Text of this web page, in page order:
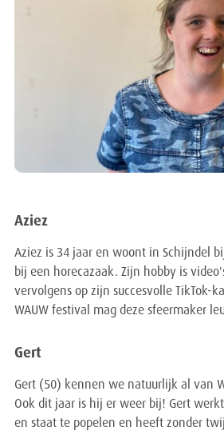
Aziez
Aziez is 34 jaar en woont in Schijndel
bij een horecazaak. Zijn hobby is
vervolgens op zijn succesvolle TikTok-
WAUW festival mag deze sfeermaker
Gert
Gert (50) kennen we natuurlijk al van
Ook dit jaar is hij er weer bij! Gert
en staat te popelen en heeft zonder